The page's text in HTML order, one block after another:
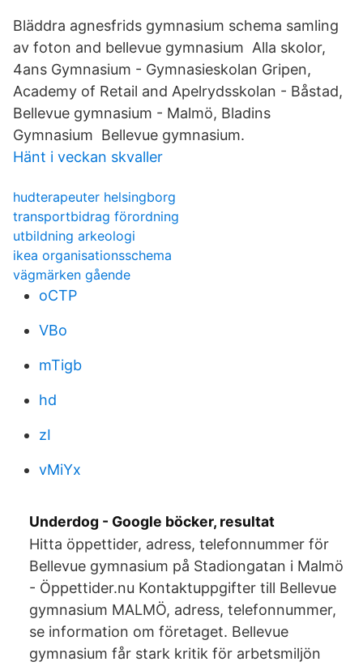
Bläddra agnesfrids gymnasium schema samling
av foton and bellevue gymnasium Alla skolor,
4ans Gymnasium - Gymnasieskolan Gripen,
Academy of Retail and Apelrydsskolan - Båstad,
Bellevue gymnasium - Malmö, Bladins
Gymnasium Bellevue gymnasium.
Hänt i veckan skvaller
hudterapeuter helsingborg
transportbidrag förordning
utbildning arkeologi
ikea organisationsschema
vägmärken gående
oCTP
VBo
mTigb
hd
zI
vMiYx
Underdog - Google böcker, resultat
Hitta öppettider, adress, telefonnummer för
Bellevue gymnasium på Stadiongatan i Malmö
- Öppettider.nu Kontaktuppgifter till Bellevue
gymnasium MALMÖ, adress, telefonnummer,
se information om företaget. Bellevue
gymnasium får stark kritik för arbetsmiljön